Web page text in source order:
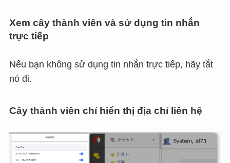
Xem cây thành viên và sử dụng tin nhắn
trực tiếp
Nếu bạn không sử dụng tin nhắn trực tiếp, hãy tắt
nó đi.
Cây thành viên chỉ hiển thị địa chỉ liên hệ